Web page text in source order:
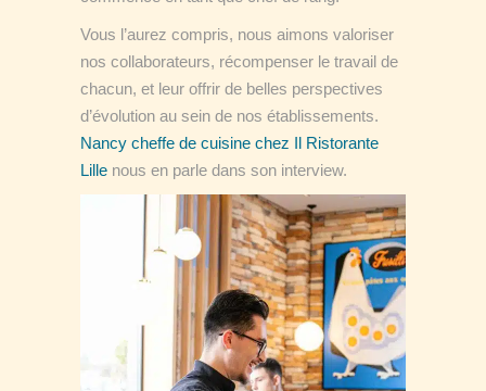
Vous l’aurez compris, nous aimons valoriser
nos collaborateurs, récompenser le travail de
chacun, et leur offrir de belles perspectives
d’évolution au sein de nos établissements.
Nancy cheffe de cuisine chez Il Ristorante
Lille nous en parle dans son interview.